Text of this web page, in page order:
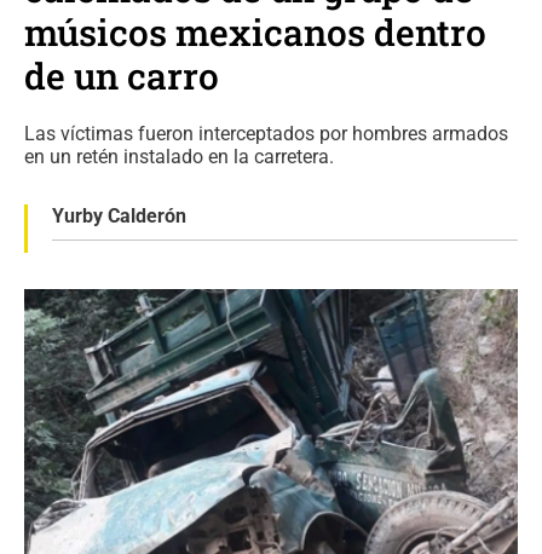
músicos mexicanos dentro
de un carro
Las víctimas fueron interceptados por hombres armados
en un retén instalado en la carretera.
Yurby Calderón